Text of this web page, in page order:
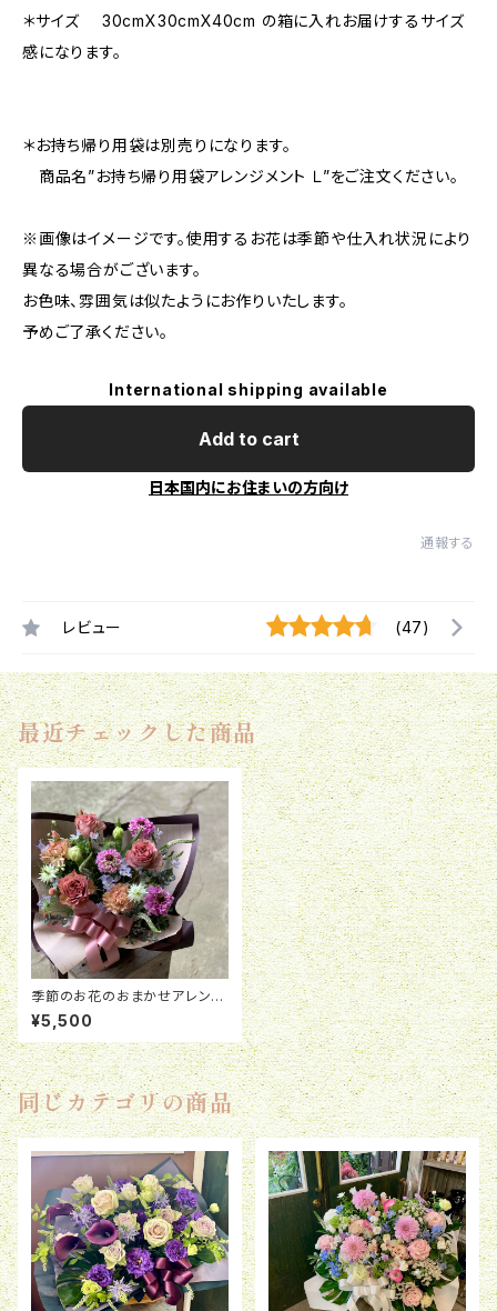
＊サイズ 30cmX30cmX40cm の箱に入れお届けするサイズ
感になります。
＊お持ち帰り用袋は別売りになります。
商品名”お持ち帰り用袋アレンジメント Ｌ”をご注文ください。
※画像はイメージです。使用するお花は季節や仕入れ状況により
異なる場合がございます。
お色味、雰囲気は似たようにお作りいたします。
予めご了承ください。
International shipping available
Add to cart
日本国内にお住まいの方向け
通報する
レビュー (47)
最近チェックした商品
季節のお花のおまかせアレンジ
メント
¥5,500
同じカテゴリの商品